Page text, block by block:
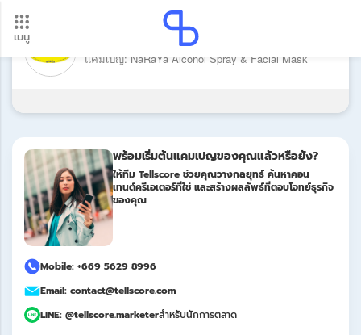
เมนู
อัปเดตใหม่ ต้องดู! รอบโอนเงินปี 2569 เช็กวันเงินเข้าได้ที่นี่
Update แคมเปญ: NaRaYa Alcohol Spray & Facial Mask
พร้อมเริ่มต้นแคมเปญของคุณแล้วหรือยัง?
ให้ทีม Tellscore ช่วยคุณวางกลยุทธ์ ค้นหาคอน
เทนต์ครีเอเตอร์ที่ใช่ และสร้างผลลัพธ์ที่ตอบโจทย์ธุรกิจ
ของคุณ
Mobile: +669 5629 8996
Email: contact@tellscore.com
LINE: @tellscore.marketerสำหรับนักการตลาด